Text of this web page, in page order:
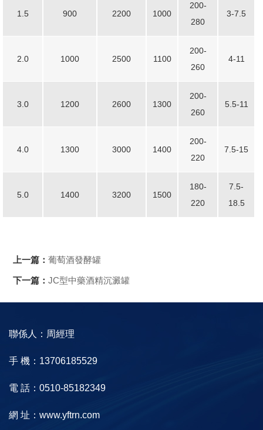
1.5 900 2200 1000
200-
280
3-7.5
2.0 1000 2500 1100
200-
260
4-11
3.0 1200 2600 1300
200-
260
5.5-11
4.0 1300 3000 1400
200-
220
7.5-15
5.0 1400 3200 1500
180-
220
7.5-
18.5
上一篇：葡萄酒發酵罐
下一篇：JC型中藥酒精沉澱罐
聯係人：周經理
手 機：13706185529
電 話：0510-85182349
網 址：www.yftrn.com